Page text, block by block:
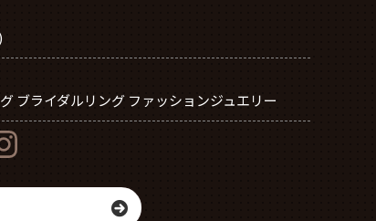
ブライダルリング ファッションジュエリー